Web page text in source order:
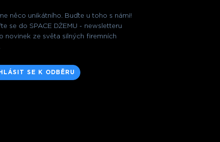
něco unikátního. Buďte u toho s námi!
se do SPACE DŽEMU - newsletteru
novinek ze světa silných firemních
SE K ODBĚRU